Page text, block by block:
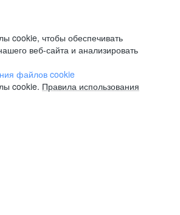
cookie, чтобы обеспечивать
веб-сайта и анализировать
файлов cookie
cookie. Правила использования